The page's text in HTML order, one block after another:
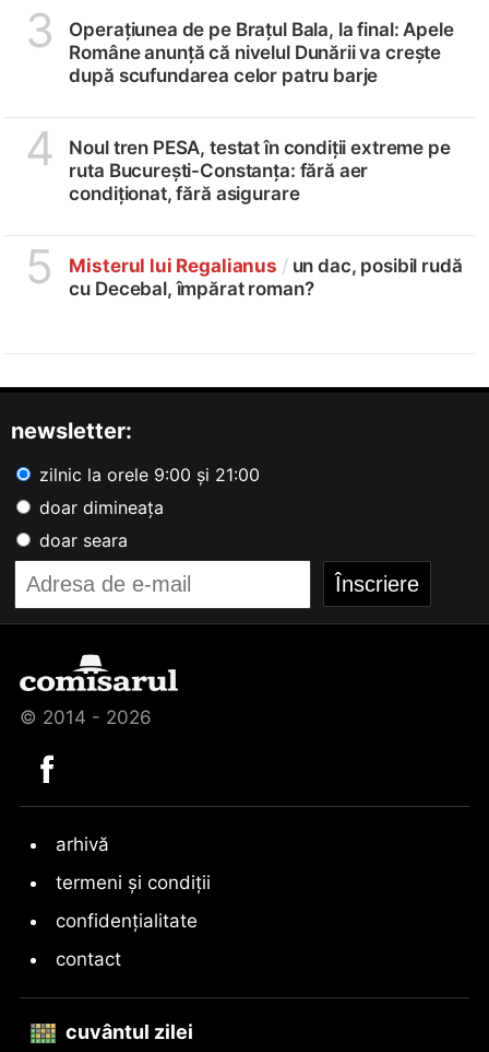
3
Operațiunea de pe Brațul Bala, la final: Apele
Române anunță că nivelul Dunării va crește
după scufundarea celor patru barje
4
Noul tren PESA, testat în condiții extreme pe
ruta București-Constanța: fără aer
condiționat, fără asigurare
5 Misterul lui Regalianus /un dac, posibil rudă
cu Decebal, împărat roman?
newsletter:
zilnic la orele 9:00 și 21:00
doar dimineața
doar seara
© 2014 - 2026
arhivă
termeni și condiții
confidențialitate
contact
cuvântul zilei